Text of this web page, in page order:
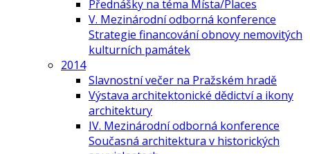
Přednášky na téma Místa/Places
V. Mezinárodní odborná konference
Strategie financování obnovy nemovitých
kulturních památek
2014
Slavnostní večer na Pražském hradě
Výstava architektonické dědictví a ikony
architektury
IV. Mezinárodní odborná konference
Současná architektura v historických